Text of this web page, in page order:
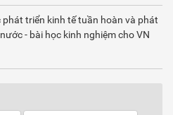
phát triển kinh tế tuần hoàn và phát
- bài học kinh nghiệm cho VN